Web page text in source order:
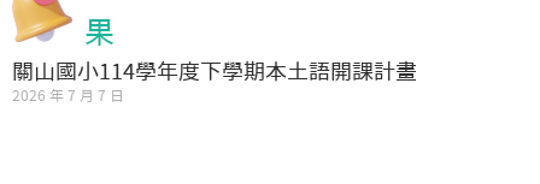
果
關山國小114學年度下學期本土語開課計畫
2026 年 7 月 7 日